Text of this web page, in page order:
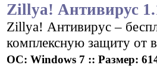
Zillya! Антивирус
Zillya! Антивирус –
комплексную защиту от
ОС: Windows 7 :: Размер: